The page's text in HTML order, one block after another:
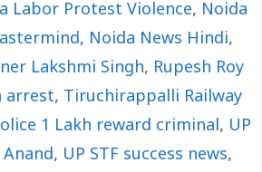
Labor Protest Violence, Noida
, Noida News Hindi,
Lakshmi Singh, Rupesh Roy
arrest, Tiruchirappalli Railway
1 Lakh reward criminal, UP
, UP STF success news,